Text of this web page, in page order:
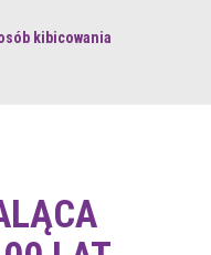
kibicowania